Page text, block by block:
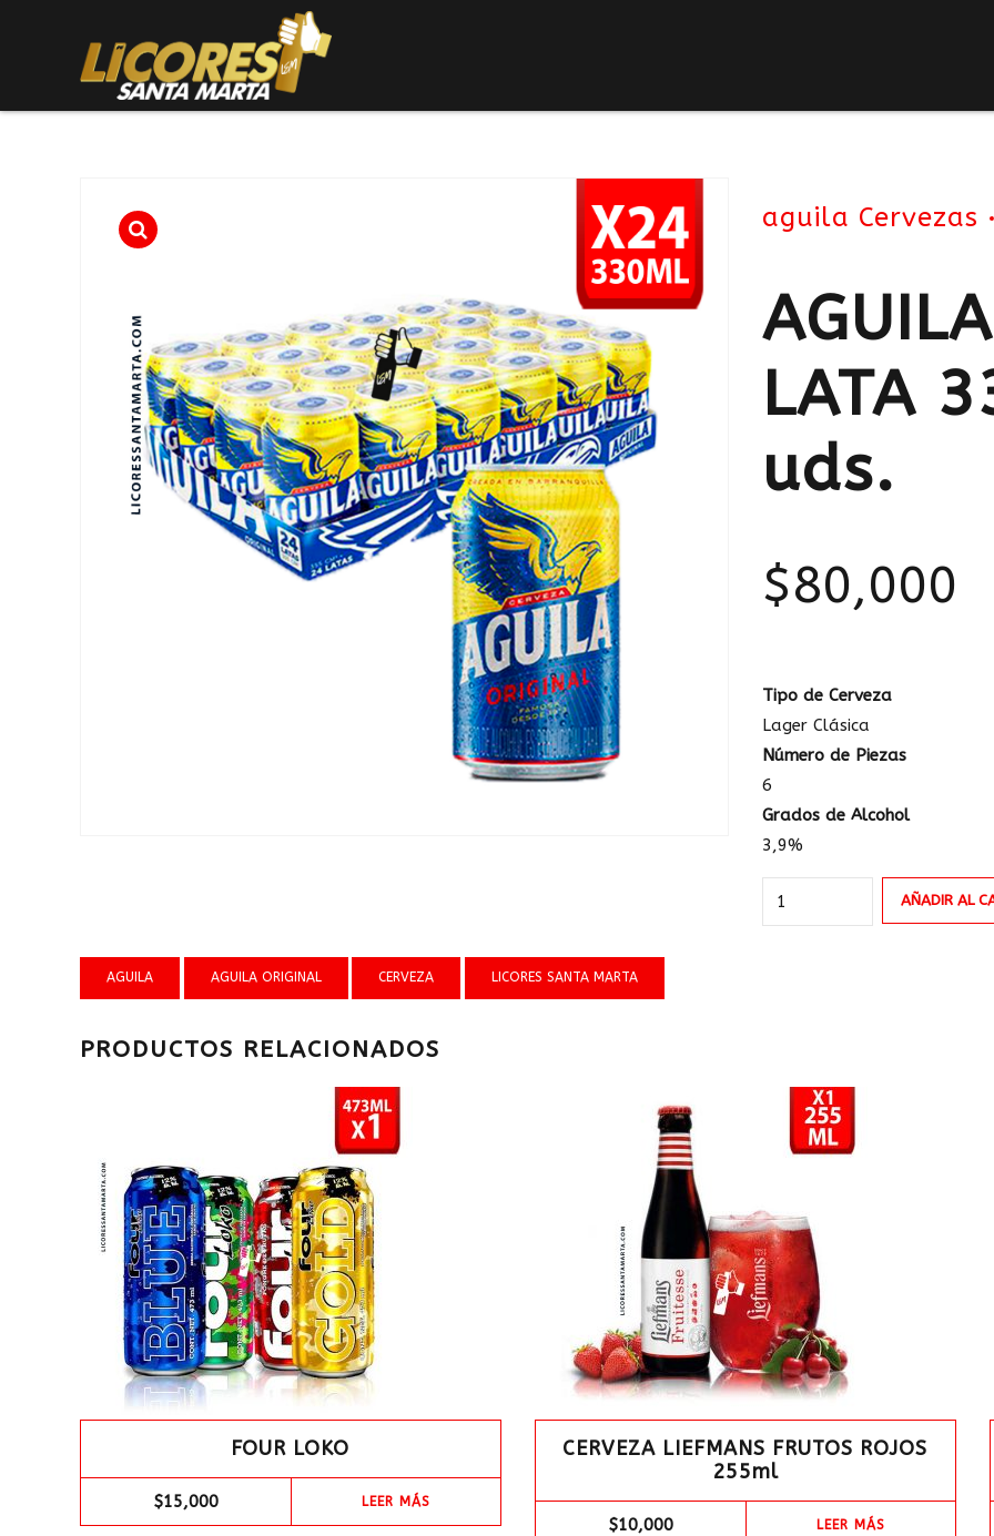
aguila Cervezas
LATA
uds.
$80,000
Tipo de Cerveza
Lager Clásica
Número de Piezas
6
Grados de Alcohol
3,9%
AGUILA
ORIGINAL
cantidad
AÑADIR AL
AGUILA AGUILA ORIGINAL CERVEZA LICORES SANTA MARTA
PRODUCTOS RELACIONADOS
FOUR LOKO
$15,000 LEER MÁS
CERVEZA LIEFMANS FRUTOS ROJOS
255ml
$10,000 LEER MÁS